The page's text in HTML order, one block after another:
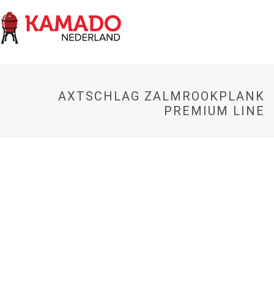
AXTSCHLAG ZALMROOKPLANK
PREMIUM LINE